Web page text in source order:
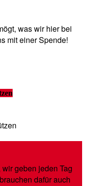
was wir hier bei
mit einer Spende!
geben jeden Tag
dafür auch